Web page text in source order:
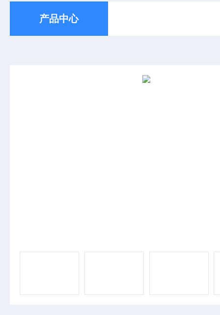
产品中心